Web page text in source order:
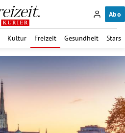
Abo
Kultur Freizeit Gesundheit Stars